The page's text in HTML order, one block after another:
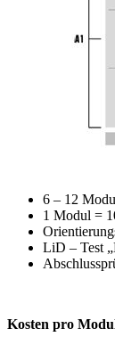
6 – 12
1 Modul =
LiD – Test
Kosten pro